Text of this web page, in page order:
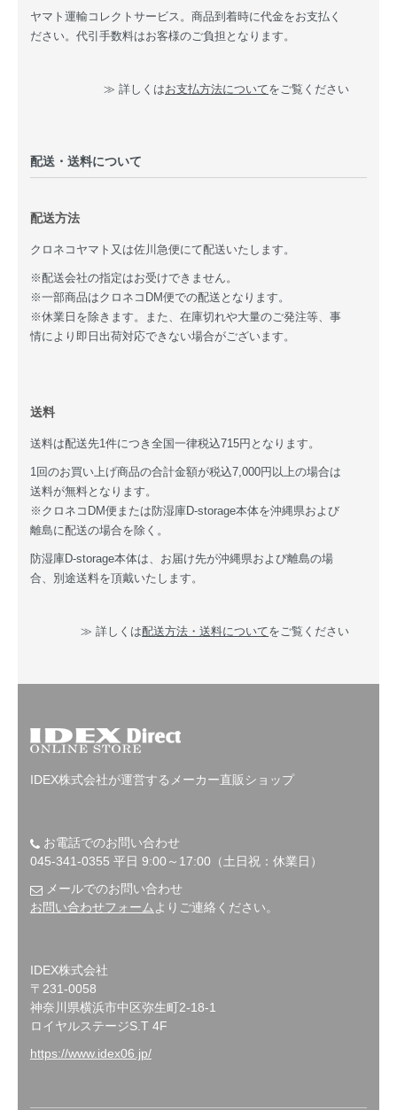
ヤマト運輸コレクトサービス。商品到着時に代金をお支払く
ださい。代引手数料はお客様のご負担となります。
≫ 詳しくはお支払方法についてをご覧ください
配送・送料について
配送方法
クロネコヤマト又は佐川急便にて配送いたします。
※配送会社の指定はお受けできません。
※一部商品はクロネコDM便での配送となります。
※休業日を除きます。また、在庫切れや大量のご発注等、事
情により即日出荷対応できない場合がございます。
送料
送料は配送先1件につき全国一律税込715円となります。
1回のお買い上げ商品の合計金額が税込7,000円以上の場合は
送料が無料となります。
※クロネコDM便または防湿庫D-storage本体を沖縄県および
離島に配送の場合を除く。
防湿庫D-storage本体は、お届け先が沖縄県および離島の場
合、別途送料を頂戴いたします。
≫ 詳しくは配送方法・送料についてをご覧ください
IDEX株式会社が運営するメーカー直販ショップ
お電話でのお問い合わせ
045-341-0355 平日 9:00～17:00（土日祝：休業日）
メールでのお問い合わせ
お問い合わせフォームよりご連絡ください。
IDEX株式会社
〒231-0058
神奈川県横浜市中区弥生町2-18-1
ロイヤルステージS.T 4F
https://www.idex06.jp/